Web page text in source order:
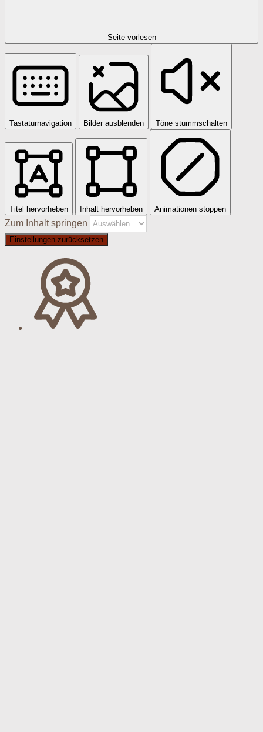
Seite vorlesen
Tastaturnavigation Bilder ausblenden Töne stummschalten
Titel hervorheben Inhalt hervorheben Animationen stoppen
Zum Inhalt springen
Einstellungen zurücksetzen